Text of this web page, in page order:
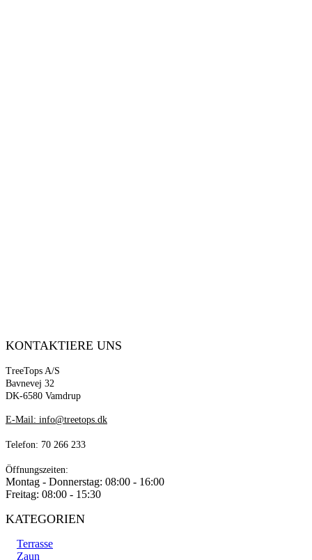
KONTAKTIERE UNS
TreeTops A/S
Bavnevej 32
DK-6580 Vamdrup
E-Mail: info@treetops.dk
Telefon: 70 266 233
Öffnungszeiten:
Montag - Donnerstag: 08:00 - 16:00
Freitag: 08:00 - 15:30
KATEGORIEN
Terrasse
Zaun